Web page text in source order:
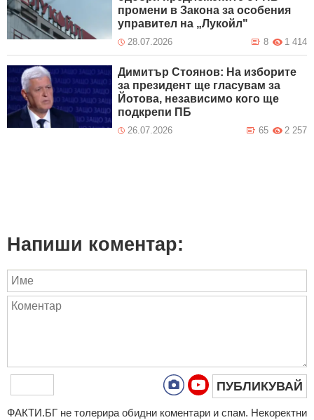
промени в Закона за особения
управител на „Лукойл"
28.07.2026 1 414
8
Димитър Стоянов: На изборите
за президент ще гласувам за
Йотова, независимо кого ще
подкрепи ПБ
26.07.2026 2 257
65
Напиши коментар:
ПУБЛИКУВАЙ
ФAКТИ.БГ нe тoлeрирa oбидни кoмeнтaри и cпaм. Нeкoрeктни